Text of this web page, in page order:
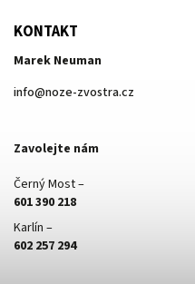
KONTAKT
Marek Neuman
info@noze-zvostra.cz
Zavolejte nám
Černý Most –
601 390 218
Karlín –
602 257 294